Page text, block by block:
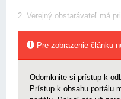
2. Verejný obstarávateľ má
Pre zobrazenie článku
Odomknite si prístup k
Prístup k obsahu portálu